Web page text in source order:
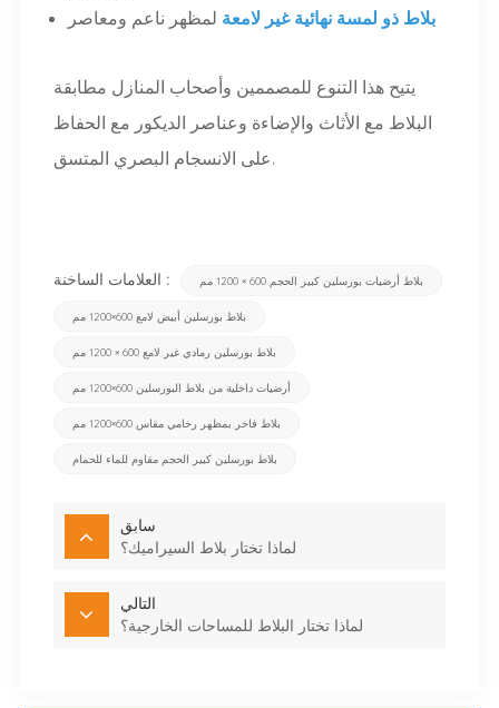
بلاط ذو لمسة نهائية غير لامعة لمظهر ناعم ومعاصر
يتيح هذا التنوع للمصممين وأصحاب المنازل مطابقة
البلاط مع الأثاث والإضاءة وعناصر الديكور مع الحفاظ
على الانسجام البصري المتسق.
العلامات الساخنة : بلاط أرضيات بورسلين كبير الحجم 600 × 1200 مم
بلاط بورسلين أبيض لامع 600×1200 مم
بلاط بورسلين رمادي غير لامع 600 × 1200 مم
أرضيات داخلية من بلاط البورسلين 600×1200 مم
بلاط فاخر بمظهر رخامي مقاس 600×1200 مم
بلاط بورسلين كبير الحجم مقاوم للماء للحمام
سابق
لماذا تختار بلاط السيراميك؟
التالي
لماذا تختار البلاط للمساحات الخارجية؟